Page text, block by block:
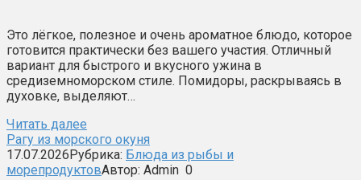
Это лёгкое, полезное и очень ароматное блюдо, которое
готовится практически без вашего участия. Отличный
вариант для быстрого и вкусного ужина в
средиземноморском стиле. Помидоры, раскрываясь в
духовке, выделяют…
Читать далее
Рагу из морского окуня
17.07.2026Рубрика: Блюда из рыбы и
морепродуктовАвтор: Admin 0